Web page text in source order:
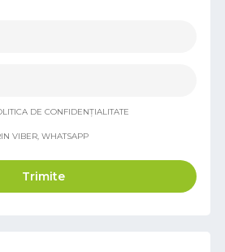
DE CONFIDENȚIALITATE
VIBER, WHATSAPP
Trimite